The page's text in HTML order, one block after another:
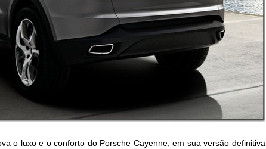
o luxo e o conforto do Porsche Cayenne, em sua versão definitiva